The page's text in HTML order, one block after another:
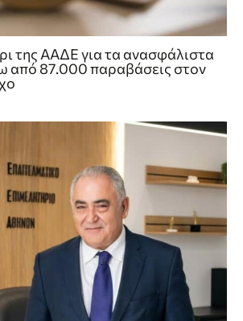
της ΑΑΔΕ για τα ανασφάλιστα
από 87.000 παραβάσεις στον